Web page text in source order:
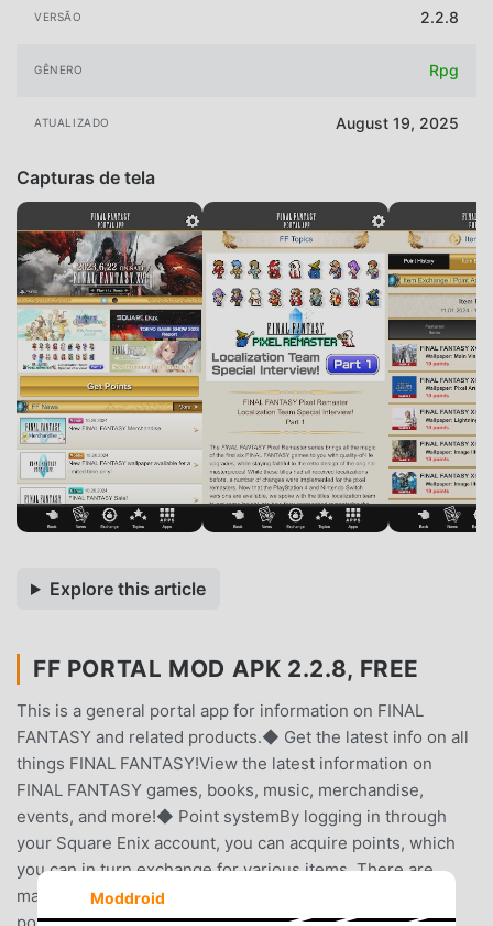
VERSÃO 2.2.8
GÊNERO Rpg
ATUALIZADO August 19, 2025
Capturas de tela
Explore this article
FF PORTAL MOD APK 2.2.8, FREE
This is a general portal app for information on FINAL
FANTASY and related products.◆ Get the latest info on all
things FINAL FANTASY!View the latest information on
FINAL FANTASY games, books, music, merchandise,
events, and more!◆ Point systemBy logging in through
your Square Enix account, you can acquire points, which
you can in turn exchange for various items. There are
many ways in which points can be acquired:- Daily login
Moddroid